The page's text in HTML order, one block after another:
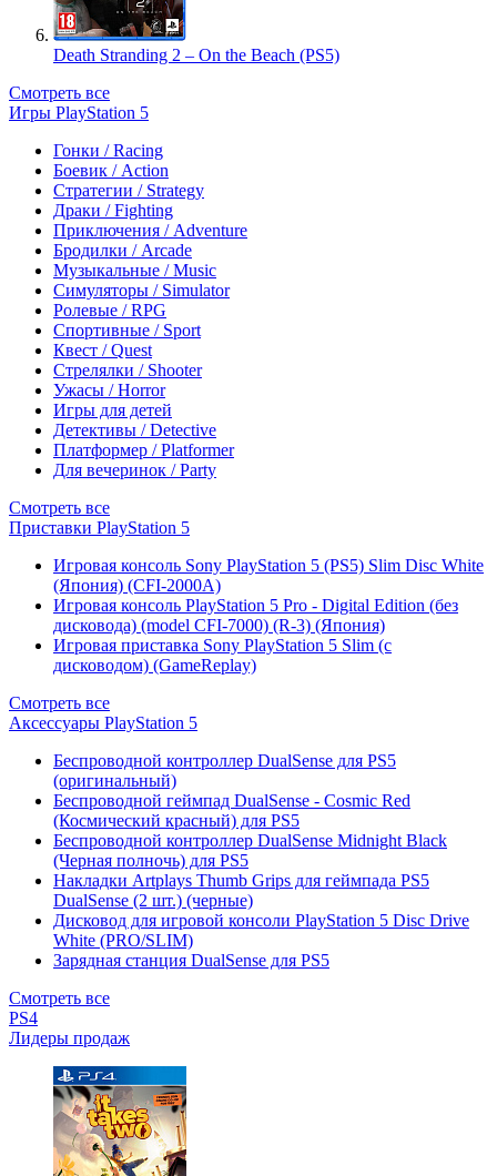
Death Stranding 2 – On the Beach (PS5)
Смотреть все
Игры PlayStation 5
Гонки / Racing
Боевик / Action
Стратегии / Strategy
Драки / Fighting
Приключения / Adventure
Бродилки / Arcade
Музыкальные / Music
Симуляторы / Simulator
Ролевые / RPG
Спортивные / Sport
Квест / Quest
Стрелялки / Shooter
Ужасы / Horror
Игры для детей
Детективы / Detective
Платформер / Platformer
Для вечеринок / Party
Смотреть все
Приставки PlayStation 5
Игровая консоль Sony PlayStation 5 (PS5) Slim Disc White
(Япония) (CFI-2000A)
Игровая консоль PlayStation 5 Pro - Digital Edition (без
дисковода) (model CFI-7000) (R-3) (Япония)
Игровая приставка Sony PlayStation 5 Slim (с
дисководом) (GameReplay)
Смотреть все
Аксессуары PlayStation 5
Беспроводной контроллер DualSense для PS5
(оригинальный)
Беспроводной геймпад DualSense - Cosmic Red
(Космический красный) для PS5
Беспроводной контроллер DualSense Midnight Black
(Черная полночь) для PS5
Накладки Artplays Thumb Grips для геймпада PS5
DualSense (2 шт.) (черные)
Дисковод для игровой консоли PlayStation 5 Disc Drive
White (PRO/SLIM)
Зарядная станция DualSense для PS5
Смотреть все
PS4
Лидеры продаж